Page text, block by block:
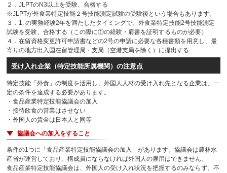
２．JLPTのN3以上を受験、合格する
※JLPTが外食業特定技能２号技能測定試験の受験後という場合もあります。
３．1. の実務経験2年を満たしたタイミングで、外食業特定技能2号技能測定
試験を受験、合格する（この際に①の経験・肩書を証明するものが必要）
４．在留資格変更許可申請書などの2号の申請に必要な各種書類を用意し、最
寄りの地方出入国在留管理局・支局（空港支局を除く）に提出する
受け入れ企業（特定技能所属機関）の注意点
特定技能「外食」の制度を活用し、外国人人材の受け入れ先となる企業は、一
定の条件を達成する必要があります。
・食品産業特定技能協議会の加入
・接待飲食の営業はさせない
・外国人の賃金は日本人と同等
協議会への加入をすること
条件の1つに「食品産業特定技能協議会の加入」があります。協議会は農林水
産省が運営しており、構成員にならなければ外国人の雇用はできません。
食品産業特定技能協議会は、外国人の受け入れ状況を把握するのみならず、不